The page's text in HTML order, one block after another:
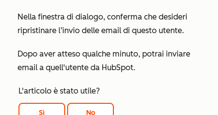
Nella finestra di dialogo, conferma che desideri
ripristinare l’invio delle email di questo utente.
Dopo aver atteso qualche minuto, potrai inviare
email a quell'utente da HubSpot.
L'articolo è stato utile?
Sì No